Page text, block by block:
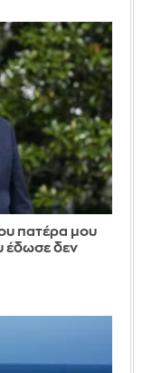
πατέρα μου
έδωσε δεν